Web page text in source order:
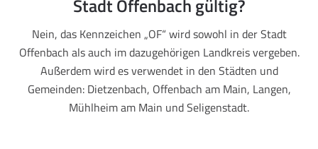
Stadt Offenbach gültig?
Nein, das Kennzeichen „OF“ wird sowohl in der Stadt
Offenbach als auch im dazugehörigen Landkreis vergeben.
Außerdem wird es verwendet in den Städten und
Gemeinden: Dietzenbach, Offenbach am Main, Langen,
Mühlheim am Main und Seligenstadt.